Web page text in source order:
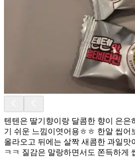
텐텐은 딸기향이랑 달콤한 향이 은은
기 쉬운 느낌이엿어용ㅎㅎ 한알 씹어
올라오고 뒤에는 살짝 새콤한 과일맛
ㅋㅋ 질감은 말랑하면서도 쫀득하게